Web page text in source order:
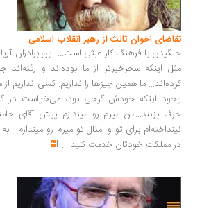
اخوان ثالث از رهبر انقلاب اسلامی
با فرهنگ کار عبثی است... این برادران آریایی ما و
اینکه سحرخیزتر از ما بوده‌اند و رفته‌اند
ما همین چیزها را نداریم. کسی نداریم از ما
اینکه خودش گرجی بود، می‌خواست در
بزنند...من میرم رو میندازم پیش آقای خامنه‌ای،
برای تو و امثال تو میرم رو میندازم... به شرطی
مملکت خودتان خدمت کنید...